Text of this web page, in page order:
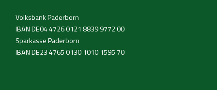
Volksbank Paderborn
IBAN DE04 4726 0121 8839 9772 00
Sparkasse Paderborn
IBAN DE23 4765 0130 1010 1595 70